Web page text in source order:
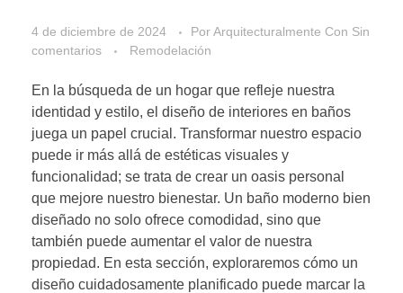
4 de diciembre de 2024 PorArquitecturalmente Con Sin
comentarios
Remodelación
En la búsqueda de un hogar que refleje nuestra
identidad y estilo, el diseño de interiores en baños
juega un papel crucial. Transformar nuestro espacio
puede ir más allá de estéticas visuales y
funcionalidad; se trata de crear un oasis personal
que mejore nuestro bienestar. Un baño moderno bien
diseñado no solo ofrece comodidad, sino que
también puede aumentar el valor de nuestra
propiedad. En esta sección, exploraremos cómo un
diseño cuidadosamente planificado puede marcar la